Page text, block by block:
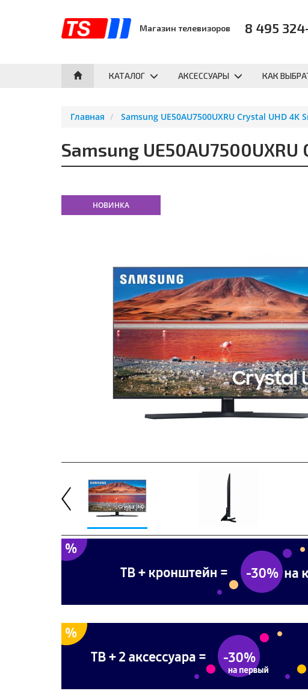
Магазин телевизоров 8 495
КАТАЛОГ АКСЕССУАРЫ КАК
Главная Samsung UE50AU7500UXRU Crystal UHD 4K
Samsung
НОВИНКА